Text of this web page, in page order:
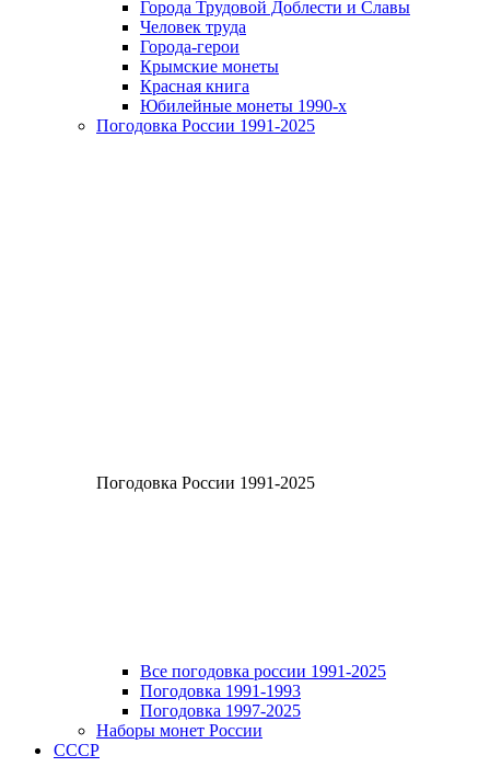
Города Трудовой Доблести и Славы
Человек труда
Города-герои
Крымские монеты
Красная книга
Юбилейные монеты 1990-х
Погодовка России 1991-2025
Погодовка России 1991-2025
Все погодовка россии 1991-2025
Погодовка 1991-1993
Погодовка 1997-2025
Наборы монет России
СССР